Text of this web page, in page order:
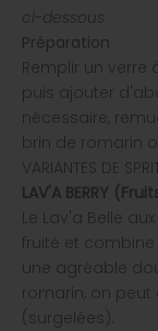
ci-dessous
Préparation
Remplir un verre
puis ajouter
nécessaire,
brin de romarin
VARIANTES DE
LAV'A BERRY
Le Lav'a Belle
fruité et
une agréable
romarin, on
(surgelées).